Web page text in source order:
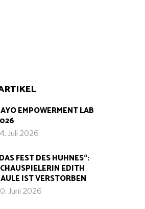
EMPOWERMENT LAB
Juli 2026
FEST DES HUHNES“:
EDITH
IST VERSTORBEN
Juni 2026